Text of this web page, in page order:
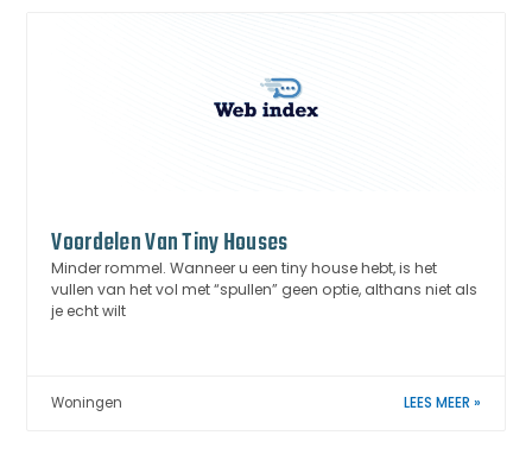
Voordelen Van Tiny Houses
Minder rommel. Wanneer u een tiny house hebt, is het
vullen van het vol met “spullen” geen optie, althans niet als
je echt wilt
Woningen LEES MEER »